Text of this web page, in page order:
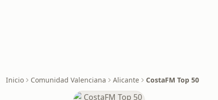
Inicio Comunidad Valenciana Alicante CostaFM Top 50